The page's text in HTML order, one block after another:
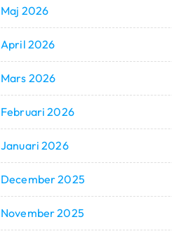
Maj 2026
April 2026
Mars 2026
Februari 2026
Januari 2026
December 2025
November 2025